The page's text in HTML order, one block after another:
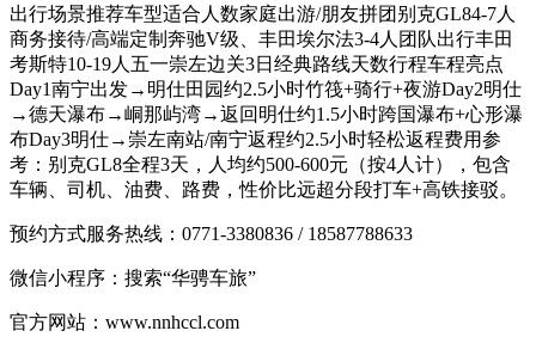
出行场景推荐车型适合人数家庭出游/朋友拼团别克GL84-7人
商务接待/高端定制奔驰V级、丰田埃尔法3-4人团队出行丰田
考斯特10-19人五一崇左边关3日经典路线天数行程车程亮点
Day1南宁出发→明仕田园约2.5小时竹筏+骑行+夜游Day2明仕
→德天瀑布→峒那屿湾→返回明仕约1.5小时跨国瀑布+心形瀑
布Day3明仕→崇左南站/南宁返程约2.5小时轻松返程费用参
考：别克GL8全程3天，人均约500-600元（按4人计），包含
车辆、司机、油费、路费，性价比远超分段打车+高铁接驳。
预约方式服务热线：0771-3380836 / 18587788633
微信小程序：搜索“华骋车旅”
官方网站：www.nnhccl.com